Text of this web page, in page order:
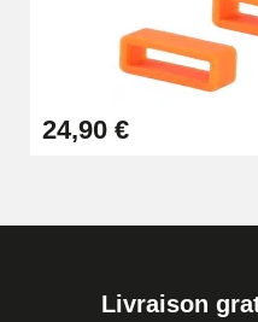
26,90
24,90 €
Livraison